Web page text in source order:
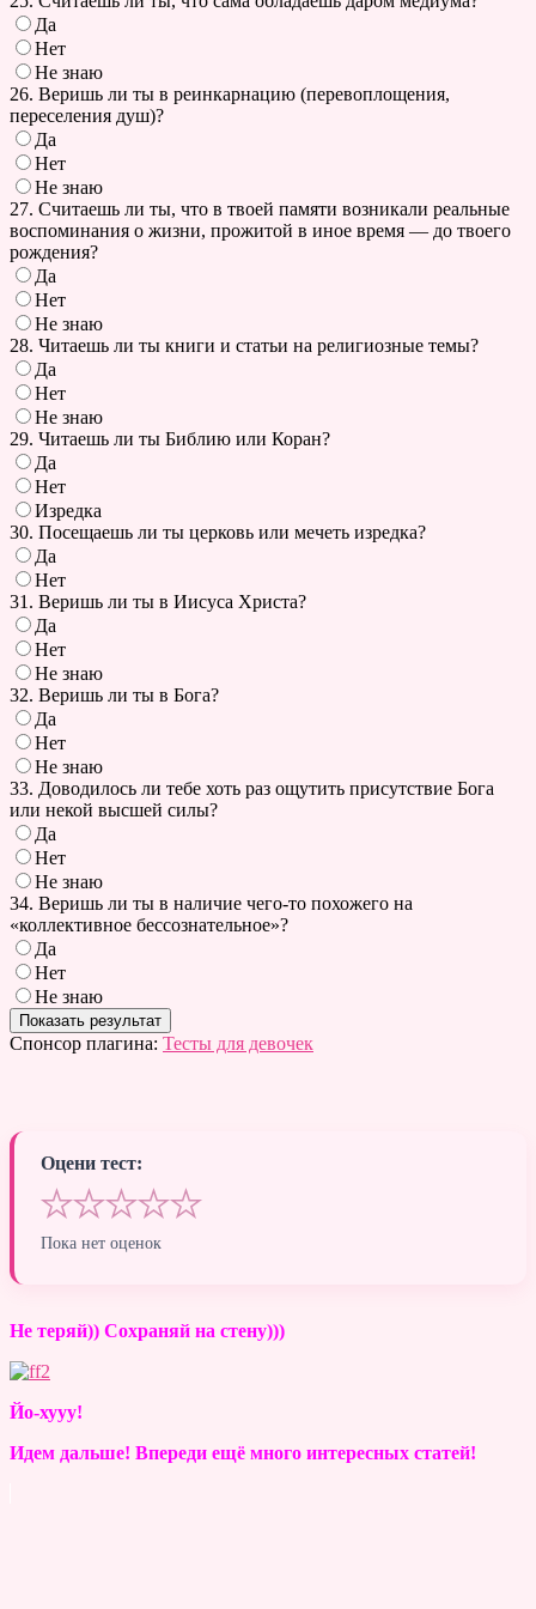
Да
Нет
Не знаю
26. Веришь ли ты в реинкарнацию (перевоплощения,
переселения душ)?
Да
Нет
Не знаю
27. Считаешь ли ты, что в твоей памяти возникали реальные
воспоминания о жизни, прожитой в иное время — до твоего
рождения?
Да
Нет
Не знаю
28. Читаешь ли ты книги и статьи на религиозные темы?
Да
Нет
Не знаю
29. Читаешь ли ты Библию или Коран?
Да
Нет
Изредка
30. Посещаешь ли ты церковь или мечеть изредка?
Да
Нет
31. Веришь ли ты в Иисуса Христа?
Да
Нет
Не знаю
32. Веришь ли ты в Бога?
Да
Нет
Не знаю
33. Доводилось ли тебе хоть раз ощутить присутствие Бога
или некой высшей силы?
Да
Нет
Не знаю
34. Веришь ли ты в наличие чего-то похожего на
«коллективное бессознательное»?
Да
Нет
Не знаю
Спонсор плагина: Тесты для девочек
Оцени тест:
★★★★★
Пока нет оценок
Не теряй)) Сохраняй на стену)))
Йо-хууу!
Идем дальше! Впереди ещё много интересных статей!